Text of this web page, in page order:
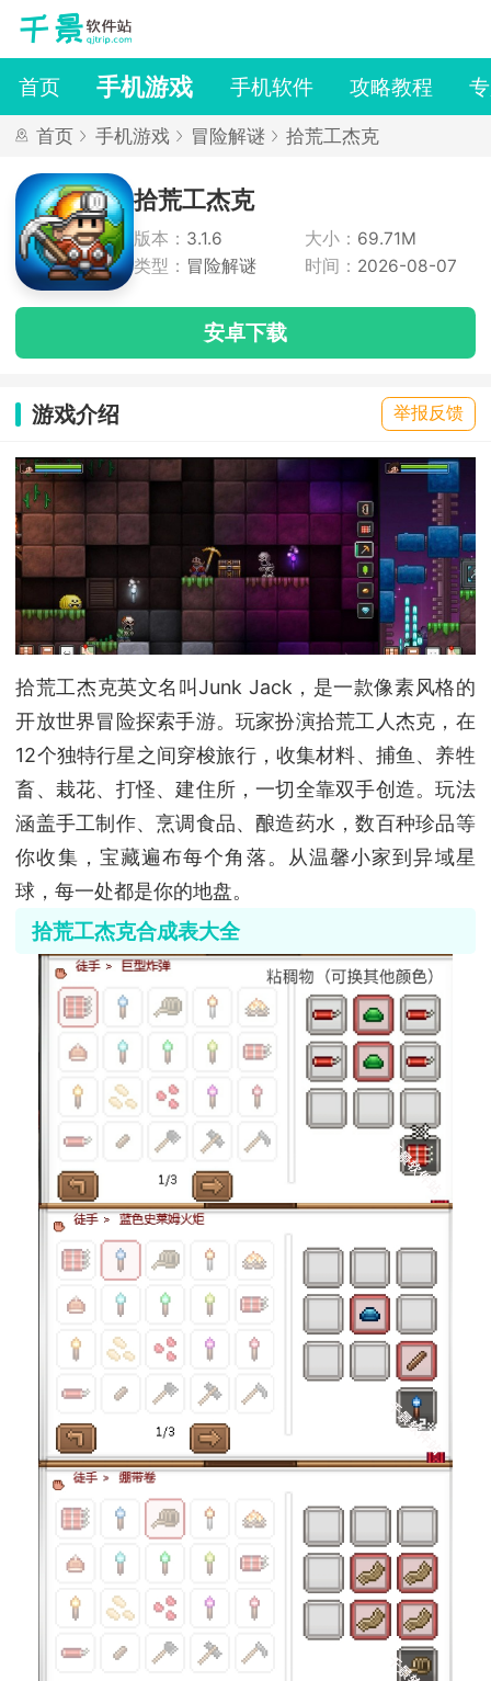
首页 手机游戏 手机软件 攻略教程
首页 手机游戏 冒险解谜 拾荒工杰克
拾荒工杰克
版本： 3.1.6 大小： 69.71M
类型： 冒险解谜 时间： 2026-08-07
安卓下载
游戏介绍 举报反馈
拾荒工杰克英文名叫Junk Jack，是一款像素风格的
开放世界冒险探索手游。玩家扮演拾荒工人杰克，在
12个独特行星之间穿梭旅行，收集材料、捕鱼、养牲
畜、栽花、打怪、建住所，一切全靠双手创造。玩法
涵盖手工制作、烹调食品、酿造药水，数百种珍品等
你收集，宝藏遍布每个角落。从温馨小家到异域星
球，每一处都是你的地盘。
拾荒工杰克合成表大全